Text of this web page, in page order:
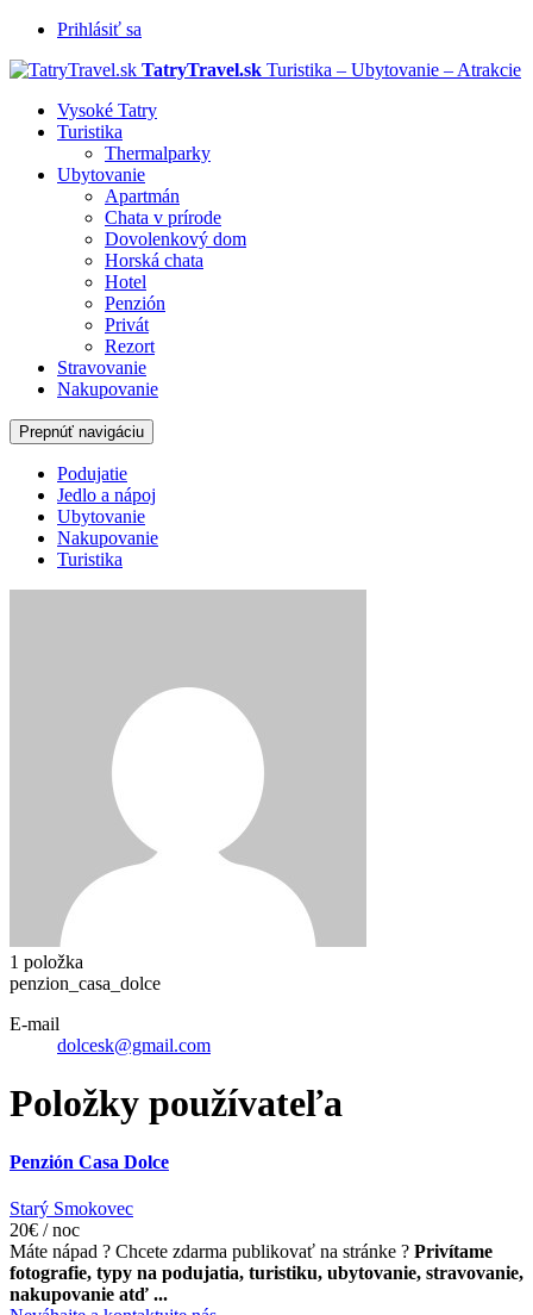
Prihlásiť sa
TatryTravel.sk Turistika – Ubytovanie – Atrakcie
Vysoké Tatry
Turistika
Thermalparky
Ubytovanie
Apartmán
Chata v prírode
Dovolenkový dom
Horská chata
Hotel
Penzión
Privát
Rezort
Stravovanie
Nakupovanie
Prepnúť navigáciu
Podujatie
Jedlo a nápoj
Ubytovanie
Nakupovanie
Turistika
1 položka
penzion_casa_dolce
E-mail
dolcesk@gmail.com
Položky používateľa
Penzión Casa Dolce
Starý Smokovec
20€ / noc
Máte nápad ? Chcete zdarma publikovať na stránke ? Privítame
fotografie, typy na podujatia, turistiku, ubytovanie, stravovanie,
nakupovanie atď ...